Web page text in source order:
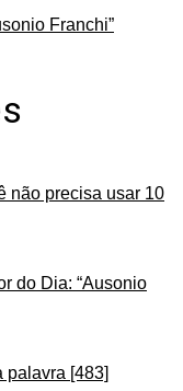
Franchi”
não precisa usar 10
do Dia: “Ausonio
palavra [483]